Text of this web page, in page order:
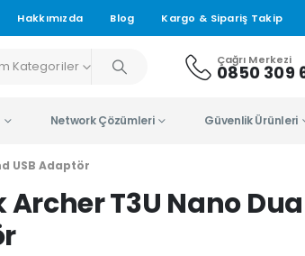
Hakkımızda Blog Kargo & Sipariş Takip
Kategoriler Çağrı Merkezi
0850 309
Network Çözümleri Güvenlik Ürünleri
USB Adaptör
T3U Nano